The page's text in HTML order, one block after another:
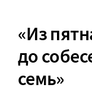
«Из
до
семь»